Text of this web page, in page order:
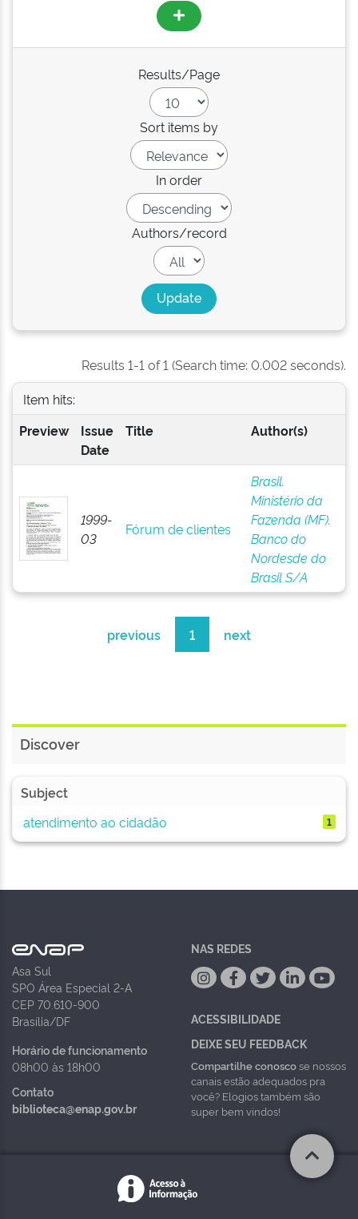
Results/Page
Sort items by
In order
Authors/record
Results 1-1 of 1 (Search time: 0.002 seconds).
Item hits:
Preview
Issue
Date
Title Author(s)
1999-
03
Fórum de clientes
Brasil.
Ministério da
Fazenda (MF).
Banco do
Nordesde do
Brasil S/A
previous 1 next
Discover
Subject
atendimento ao cidadão
1
Asa Sul
SPO Área Especial 2-A
CEP 70.610-900
Brasília/DF
Horário de funcionamento
08h00 às 18h00
Contato
biblioteca@enap.gov.br
NAS REDES
ACESSIBILIDADE
DEIXE SEU FEEDBACK
Compartilhe conoscose nossos
canais estão adequados pra
você? Elogios também são
super bem vindos!